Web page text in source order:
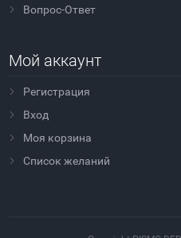
Вопрос-Ответ
Мой аккаунт
Регистрация
Вход
Моя корзина
Cписок желаний